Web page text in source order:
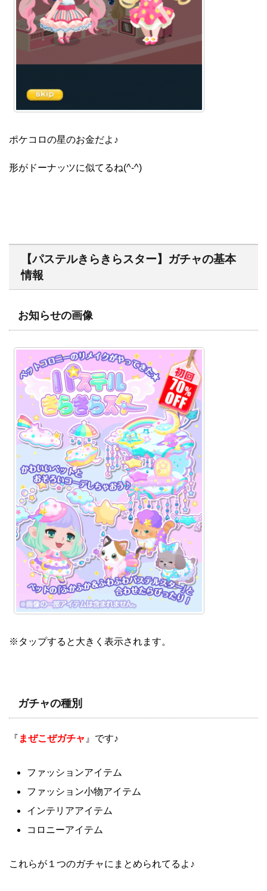
ポケコロの星のお金だよ♪
形がドーナッツに似てるね(^-^)
【パステルきらきらスター】ガチャの基本
情報
お知らせの画像
※タップすると大きく表示されます。
ガチャの種別
『 まぜこぜガチャ 』です♪
ファッションアイテム
ファッション小物アイテム
インテリアアイテム
コロニーアイテム
これらが１つのガチャにまとめられてるよ♪